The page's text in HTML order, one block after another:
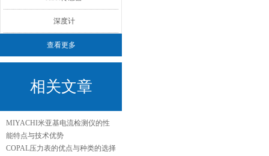
深度计
查看更多
相关文章
MIYACHI米亚基电流检测仪的性
能特点与技术优势
COPAL压力表的优点与种类的选择